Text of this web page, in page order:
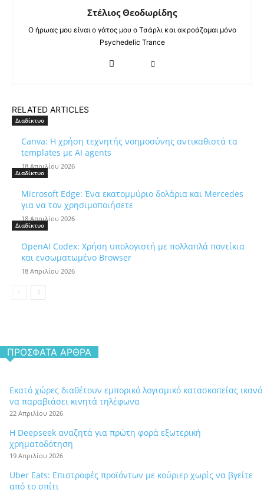
Στέλιος Θεοδωρίδης
Ο ήρωας μου είναι ο γάτος μου ο Τσάρλι και ακροάζομαι μόνο
Psychedelic Trance
RELATED ARTICLES
Διαδίκτυο
Canva: Η χρήση τεχνητής νοημοσύνης αντικαθιστά τα
templates με AI agents
18 Απριλίου 2026
Διαδίκτυο
Microsoft Edge: Ένα εκατομμύριο δολάρια και Mercedes
για να τον χρησιμοποιήσετε
18 Απριλίου 2026
Διαδίκτυο
OpenAI Codex: Χρήση υπολογιστή με πολλαπλά ποντίκια
και ενσωματωμένο Browser
18 Απριλίου 2026
ΠΡΌΣΦΑΤΑ ΆΡΘΡΑ
Εκατό χώρες διαθέτουν εμπορικό λογισμικό κατασκοπείας ικανό
να παραβιάσει κινητά τηλέφωνα
22 Απριλίου 2026
Η Deepseek αναζητά για πρώτη φορά εξωτερική
χρηματοδότηση
19 Απριλίου 2026
Uber Eats: Επιστροφές προϊόντων με κούριερ χωρίς να βγείτε
από το σπίτι